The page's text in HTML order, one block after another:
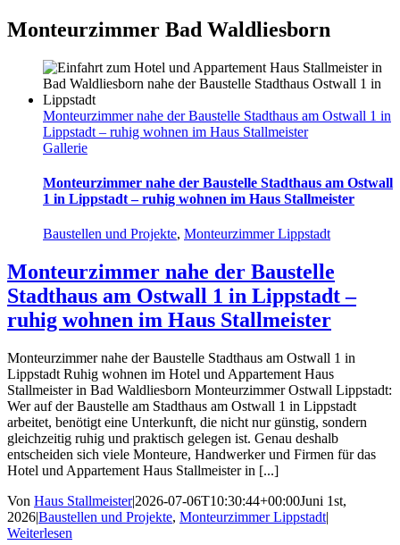
Monteurzimmer Bad Waldliesborn
Monteurzimmer nahe der Baustelle Stadthaus am Ostwall 1 in
Lippstadt – ruhig wohnen im Haus Stallmeister
Gallerie
Monteurzimmer nahe der Baustelle Stadthaus am Ostwall
1 in Lippstadt – ruhig wohnen im Haus Stallmeister
Baustellen und Projekte, Monteurzimmer Lippstadt
Monteurzimmer nahe der Baustelle
Stadthaus am Ostwall 1 in Lippstadt –
ruhig wohnen im Haus Stallmeister
Monteurzimmer nahe der Baustelle Stadthaus am Ostwall 1 in
Lippstadt Ruhig wohnen im Hotel und Appartement Haus
Stallmeister in Bad Waldliesborn Monteurzimmer Ostwall Lippstadt:
Wer auf der Baustelle am Stadthaus am Ostwall 1 in Lippstadt
arbeitet, benötigt eine Unterkunft, die nicht nur günstig, sondern
gleichzeitig ruhig und praktisch gelegen ist. Genau deshalb
entscheiden sich viele Monteure, Handwerker und Firmen für das
Hotel und Appartement Haus Stallmeister in [...]
Von Haus Stallmeister|2026-07-06T10:30:44+00:00Juni 1st,
2026|Baustellen und Projekte, Monteurzimmer Lippstadt|
Weiterlesen